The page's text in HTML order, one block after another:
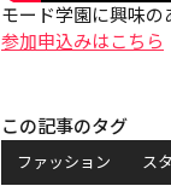
モード学園に興味の
参加申込みはこちら
この記事のタグ
ファッション ス